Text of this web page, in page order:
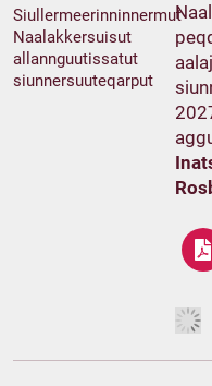
Siullermeerinninnermut
Naalakkersuisut
allannguutissatut
siunnersuuteqarput